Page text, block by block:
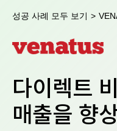
성공 사례 모두 보기 >
다이렉트
매출을 향